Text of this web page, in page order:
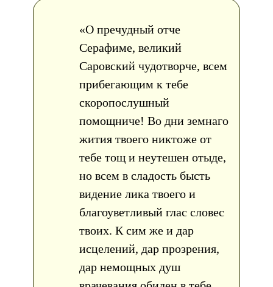
«О пречудный отче
Серафиме, великий
Саровский чудотворче, всем
прибегающим к тебе
скоропослушный
помощниче! Во дни земнаго
жития твоего никтоже от
тебе тощ и неутешен отыде,
но всем в сладость бысть
видение лика твоего и
благоуветливый глас словес
твоих. К сим же и дар
исцелений, дар прозрения,
дар немощных душ